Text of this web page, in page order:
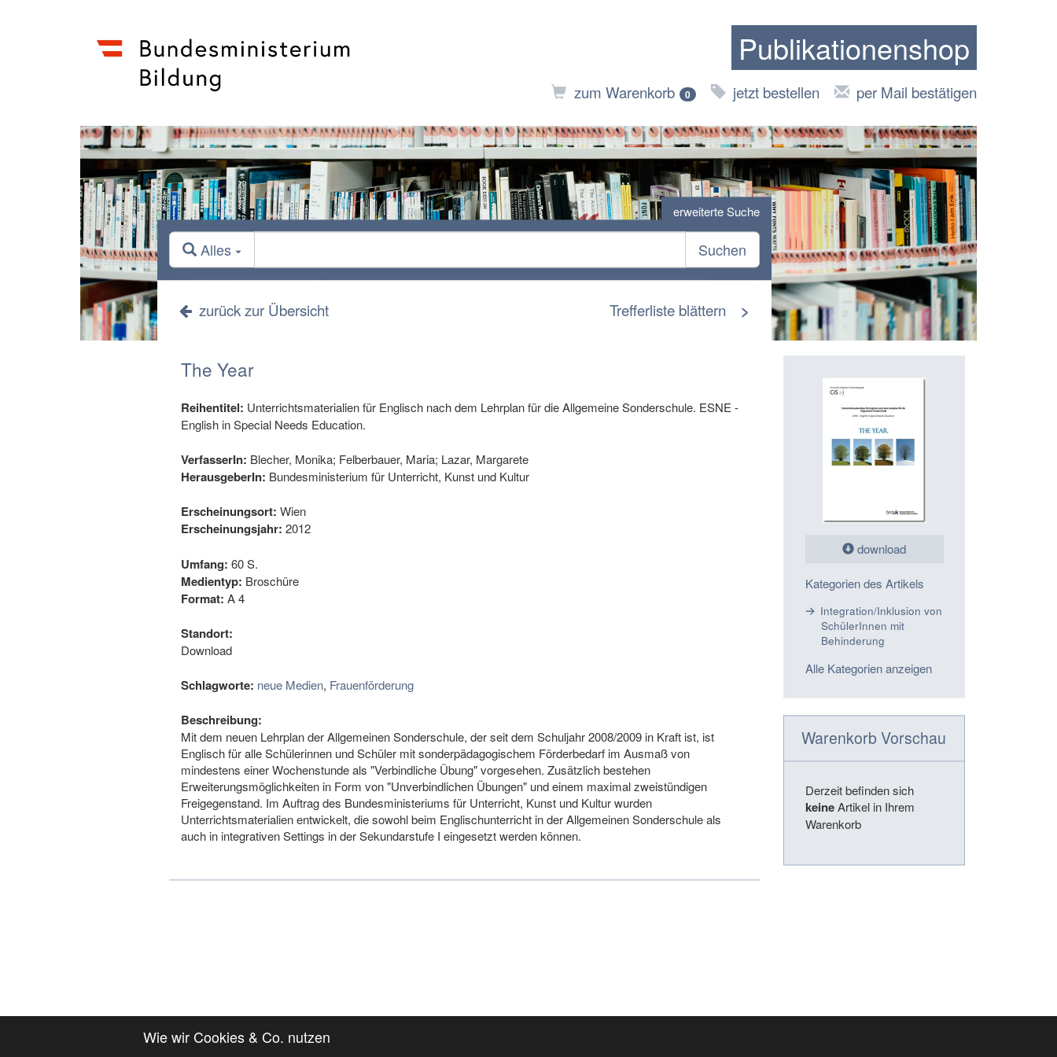
Publikationenshop
zum Warenkorb 0 jetzt bestellen per Mail bestätigen
erweiterte Suche
Alles Suchen
zurück zur Übersicht Trefferliste blättern >
The Year
Reihentitel: Unterrichtsmaterialien für Englisch nach dem Lehrplan für die Allgemeine Sonderschule. ESNE -
English in Special Needs Education.
VerfasserIn: Blecher, Monika; Felberbauer, Maria; Lazar, Margarete
HerausgeberIn: Bundesministerium für Unterricht, Kunst und Kultur
Erscheinungsort: Wien
Erscheinungsjahr: 2012
Umfang: 60 S.
Medientyp: Broschüre
Format: A 4
Standort:
Download
Schlagworte: neue Medien, Frauenförderung
Beschreibung:
Mit dem neuen Lehrplan der Allgemeinen Sonderschule, der seit dem Schuljahr 2008/2009 in Kraft ist, ist
Englisch für alle Schülerinnen und Schüler mit sonderpädagogischem Förderbedarf im Ausmaß von
mindestens einer Wochenstunde als "Verbindliche Übung" vorgesehen. Zusätzlich bestehen
Erweiterungsmöglichkeiten in Form von "Unverbindlichen Übungen" und einem maximal zweistündigen
Freigegenstand. Im Auftrag des Bundesministeriums für Unterricht, Kunst und Kultur wurden
Unterrichtsmaterialien entwickelt, die sowohl beim Englischunterricht in der Allgemeinen Sonderschule als
auch in integrativen Settings in der Sekundarstufe I eingesetzt werden können.
download
Kategorien des Artikels
Integration/Inklusion von
SchülerInnen mit
Behinderung
Alle Kategorien anzeigen
Warenkorb Vorschau
Derzeit befinden sich
keineArtikel in Ihrem
Warenkorb
Wie wir Cookies & Co. nutzen